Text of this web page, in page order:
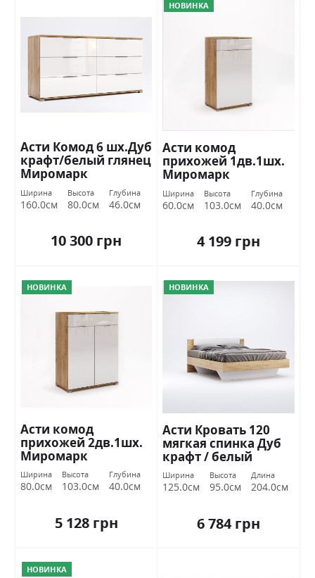
Асти Комод 6 шх.Дуб
крафт/белый глянец
Миромарк
Ширина
160.0см
Высота
80.0см
Глубина
46.0см
10 300 грн
НОВИНКА
Асти комод
прихожей 1дв.1шх.
Миромарк
Ширина
60.0см
Высота
103.0см
Глубина
40.0см
4 199 грн
НОВИНКА
Асти комод
прихожей 2дв.1шх.
Миромарк
Ширина
80.0см
Высота
103.0см
Глубина
40.0см
5 128 грн
НОВИНКА
Асти Кровать 120
мягкая спинка Дуб
крафт / белый
глянец Миромарк
Ширина
125.0см
Высота
95.0см
Длина
204.0см
6 784 грн
НОВИНКА